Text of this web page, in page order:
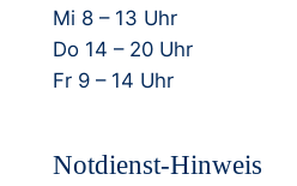
Mi 8 – 13 Uhr
Do 14 – 20 Uhr
Fr 9 – 14 Uhr
Notdienst-Hinweis